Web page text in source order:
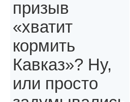
призыв
«хватит
кормить
Кавказ»? Ну,
или просто